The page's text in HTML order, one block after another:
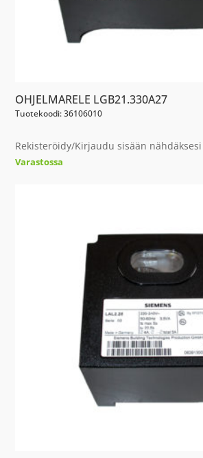
OHJELMARELE LGB21.330A27
Tuotekoodi: 36106010
Rekisteröidy/Kirjaudu sisään
Varastossa